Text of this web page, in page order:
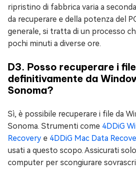
ripristino di fabbrica varia a
da recuperare e della potenza del
generale, si tratta di un processo
pochi minuti a diverse ore.
D3. Posso recuperare i
definitivamente da
Sonoma?
Sì, è possibile recuperare i file da
Sonoma. Strumenti come 4DDiG
Recovery e 4DDiG Mac Data
usati a questo scopo. Assicurati
computer per scongiurare